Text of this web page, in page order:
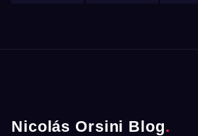
Nicolás Orsini Blog.